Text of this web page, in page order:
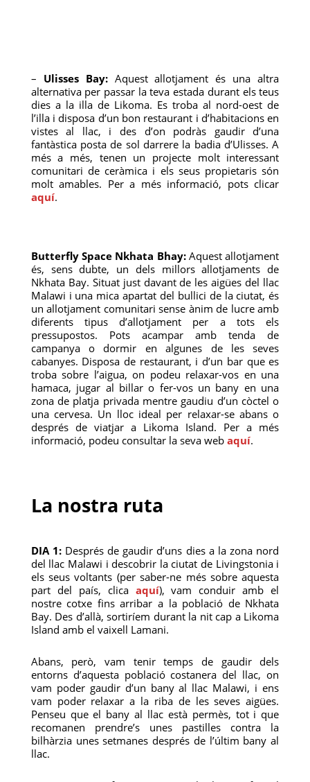
– Ulisses Bay:Aquest allotjament és una altra
alternativa per passar la teva estada durant els teus
dies a la illa de Likoma. Es troba al nord-oest de
l’illa i disposa d’un bon restaurant i d’habitacions en
vistes al llac, i des d’on podràs gaudir d’una
fantàstica posta de sol darrere la badia d’Ulisses. A
més a més, tenen un projecte molt interessant
comunitari de ceràmica i els seus propietaris són
molt amables. Per a més informació, pots clicar
aquí.
Butterfly Space Nkhata Bhay:Aquest allotjament
és, sens dubte, un dels millors allotjaments de
Nkhata Bay. Situat just davant de les aigües del llac
Malawi i una mica apartat del bullici de la ciutat, és
un allotjament comunitari sense ànim de lucre amb
diferents tipus d’allotjament per a tots els
pressupostos. Pots acampar amb tenda de
campanya o dormir en algunes de les seves
cabanyes. Disposa de restaurant, i d’un bar que es
troba sobre l’aigua, on podeu relaxar-vos en una
hamaca, jugar al billar o fer-vos un bany en una
zona de platja privada mentre gaudiu d’un còctel o
una cervesa. Un lloc ideal per relaxar-se abans o
després de viatjar a Likoma Island. Per a més
informació, podeu consultar la seva web aquí.
La nostra ruta
DIA 1:Després de gaudir d’uns dies a la zona nord
del llac Malawi i descobrir la ciutat de Livingstonia i
els seus voltants (per saber-ne més sobre aquesta
part del país, clica aquí), vam conduir amb el
nostre cotxe fins arribar a la població de Nkhata
Bay. Des d’allà, sortiríem durant la nit cap a Likoma
Island amb el vaixell Lamani.
Abans, però, vam tenir temps de gaudir dels
entorns d’aquesta població costanera del llac, on
vam poder gaudir d’un bany al llac Malawi, i ens
vam poder relaxar a la riba de les seves aigües.
Penseu que el bany al llac està permès, tot i que
recomanen prendre’s unes pastilles contra la
bilhàrzia unes setmanes després de l’últim bany al
llac.